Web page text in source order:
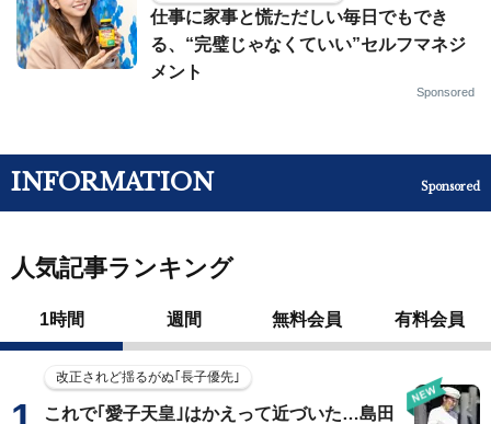
仕事に家事と慌ただしい毎日でもでき
る、“完璧じゃなくていい”セルフマネジ
メント
Sponsored
INFORMATION Sponsored
人気記事ランキング
1時間 週間 無料会員 有料会員
改正されど揺るがぬ｢長子優先｣
これで｢愛子天皇｣はかえって近づいた…島田